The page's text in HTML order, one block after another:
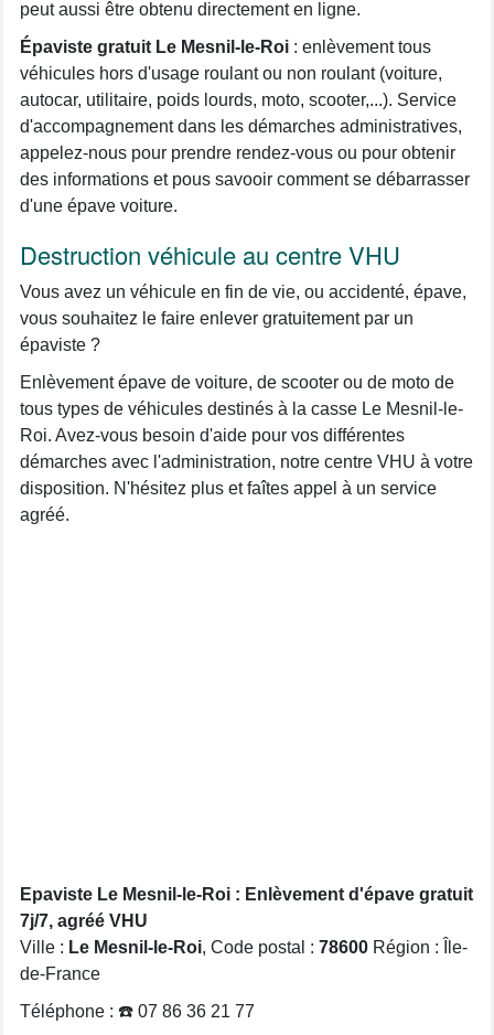
peut aussi être obtenu directement en ligne.
Épaviste gratuit Le Mesnil-le-Roi : enlèvement tous
véhicules hors d'usage roulant ou non roulant (voiture,
autocar, utilitaire, poids lourds, moto, scooter,...). Service
d'accompagnement dans les démarches administratives,
appelez-nous pour prendre rendez-vous ou pour obtenir
des informations et pous savooir comment se débarrasser
d'une épave voiture.
Destruction véhicule au centre VHU
Vous avez un véhicule en fin de vie, ou accidenté, épave,
vous souhaitez le faire enlever gratuitement par un
épaviste ?
Enlèvement épave de voiture, de scooter ou de moto de
tous types de véhicules destinés à la casse Le Mesnil-le-
Roi. Avez-vous besoin d'aide pour vos différentes
démarches avec l'administration, notre centre VHU à votre
disposition. N'hésitez plus et faîtes appel à un service
agréé.
Epaviste Le Mesnil-le-Roi : Enlèvement d'épave gratuit
7j/7, agréé VHU
Ville : Le Mesnil-le-Roi, Code postal : 78600 Région : Île-
de-France
Téléphone : ☎️ 07 86 36 21 77